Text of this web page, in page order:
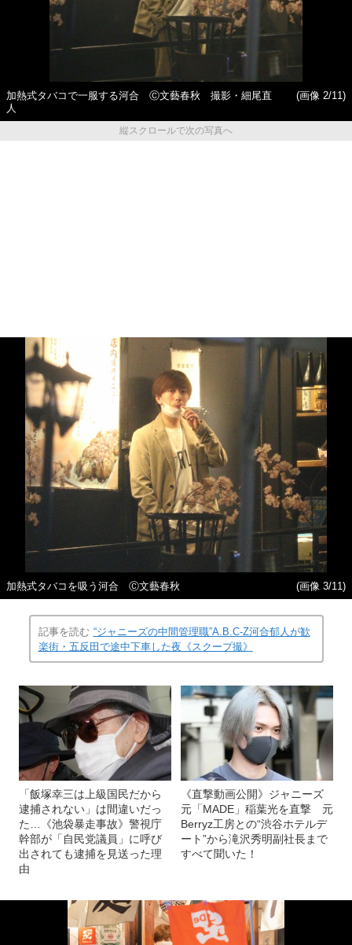
加熱式タバコで一服する河合 Ⓒ文藝春秋 撮影・細尾直
人
(画像 2/11)
縦スクロールで次の写真へ
加熱式タバコを吸う河合 Ⓒ文藝春秋 (画像 3/11)
記事を読む “ジャニーズの中間管理職”A.B.C-Z河合郁人が歓
楽街・五反田で途中下車した夜《スクープ撮》
「飯塚幸三は上級国民だから
逮捕されない」は間違いだっ
た…《池袋暴走事故》警視庁
幹部が「自民党議員」に呼び
出されても逮捕を見送った理
由
《直撃動画公開》ジャニーズ
元「MADE」稲葉光を直撃 元
Berryz工房との“渋谷ホテルデ
ート”から滝沢秀明副社長まで
すべて聞いた！